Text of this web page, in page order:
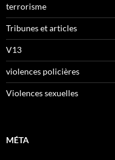
terrorisme
Tribunes et articles
V13
violences policières
Violences sexuelles
MÉTA